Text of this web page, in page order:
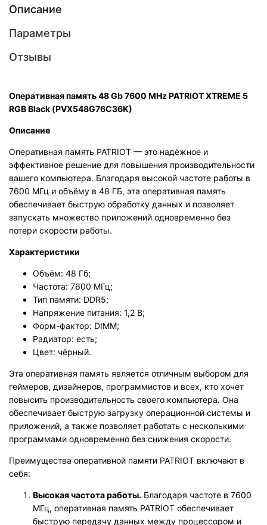
Описание
Параметры
Отзывы
Оперативная память 48 Gb 7600 MHz PATRIOT XTREME 5
RGB Black (PVX548G76C36K)
Описание
Оперативная память PATRIOT — это надёжное и
эффективное решение для повышения производительности
вашего компьютера. Благодаря высокой частоте работы в
7600 МГц и объёму в 48 ГБ, эта оперативная память
обеспечивает быструю обработку данных и позволяет
запускать множество приложений одновременно без
потери скорости работы.
Характеристики
Объём: 48 Гб;
Частота: 7600 МГц;
Тип памяти: DDR5;
Напряжение питания: 1,2 В;
Форм-фактор: DIMM;
Радиатор: есть;
Цвет: чёрный.
Эта оперативная память является отличным выбором для
геймеров, дизайнеров, программистов и всех, кто хочет
повысить производительность своего компьютера. Она
обеспечивает быструю загрузку операционной системы и
приложений, а также позволяет работать с несколькими
программами одновременно без снижения скорости.
Преимущества оперативной памяти PATRIOT включают в
себя:
Высокая частота работы. Благодаря частоте в 7600
МГц, оперативная память PATRIOT обеспечивает
быструю передачу данных между процессором и